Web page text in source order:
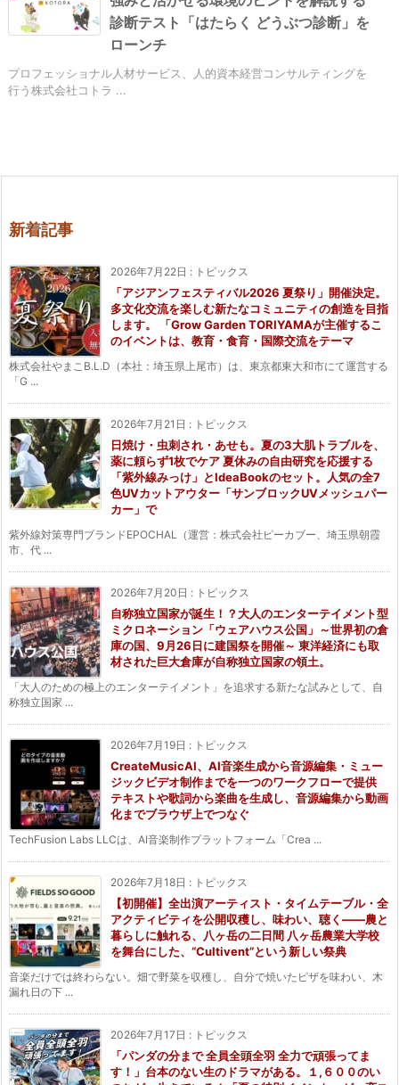
診断テスト「はたらく どうぶつ診断」を
ローンチ
プロフェッショナル人材サービス、人的資本経営コンサルティングを
行う株式会社コトラ ...
新着記事
2026年7月22日 : トピックス
「アジアンフェスティバル2026 夏祭り」開催決定。
多文化交流を楽しむ新たなコミュニティの創造を目指
します。 「Grow Garden TORIYAMAが主催するこ
のイベントは、教育・食育・国際交流をテーマ
株式会社やまこB.L.D（本社：埼玉県上尾市）は、東京都東大和市にて運営する
「G ...
2026年7月21日 : トピックス
日焼け・虫刺され・あせも。夏の3大肌トラブルを、
薬に頼らず1枚でケア 夏休みの自由研究を応援する
「紫外線みっけ」とIdeaBookのセット。人気の全7
色UVカットアウター「サンブロックUVメッシュパー
カー」で
紫外線対策専門ブランドEPOCHAL（運営：株式会社ピーカブー、埼玉県朝霞
市、代 ...
2026年7月20日 : トピックス
自称独立国家が誕生！？大人のエンターテイメント型
ミクロネーション「ウェアハウス公国」～世界初の倉
庫の国、9月26日に建国祭を開催～ 東洋経済にも取
材された巨大倉庫が自称独立国家の領土。
「大人のための極上のエンターテイメント」を追求する新たな試みとして、自
称独立国家 ...
2026年7月19日 : トピックス
CreateMusicAI、AI音楽生成から音源編集・ミュー
ジックビデオ制作までを一つのワークフローで提供
テキストや歌詞から楽曲を生成し、音源編集から動画
化までブラウザ上でつなぐ
TechFusion Labs LLCは、AI音楽制作プラットフォーム「Crea ...
2026年7月18日 : トピックス
【初開催】全出演アーティスト・タイムテーブル・全
アクティビティを公開収穫し、味わい、聴く——農と
暮らしに触れる、八ヶ岳の二日間 八ヶ岳農業大学校
を舞台にした、“Cultivent”という新しい祭典
音楽だけでは終わらない。畑で野菜を収穫し、自分で焼いたピザを味わい、木
漏れ日の下 ...
2026年7月17日 : トピックス
「パンダの分まで 全員全頭全羽 全力で頑張ってま
す！」台本のない生のドラマがある。１,６００のい